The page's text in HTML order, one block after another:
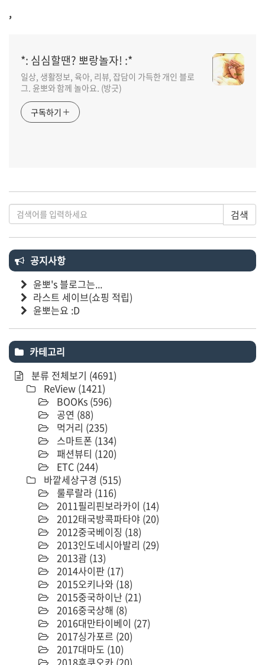
,
*: 심심할땐? 뽀랑놀자! :*
일상, 생활정보, 육아, 리뷰, 잡담이 가득한 개인 블로
그. 윤뽀와 함께 놀아요. (방긋)
구독하기
검색
공지사항
윤뽀's 블로그는...
라스트 세이브(쇼핑 적립)
윤뽀는요 :D
카테고리
분류 전체보기 (4691)
ReView (1421)
BOOKs (596)
공연 (88)
먹거리 (235)
스마트폰 (134)
패션뷰티 (120)
ETC (244)
바깥세상구경 (515)
룰루랄라 (116)
2011필리핀보라카이 (14)
2012태국방콕파타야 (20)
2012중국베이징 (18)
2013인도네시아발리 (29)
2013괌 (13)
2014사이판 (17)
2015오키나와 (18)
2015중국하이난 (21)
2016중국상해 (8)
2016대만타이베이 (27)
2017싱가포르 (20)
2017대마도 (10)
2018후쿠오카 (20)